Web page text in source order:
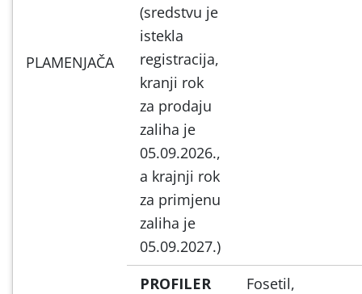
PLAMENJAČA
(sredstvu je
istekla
registracija,
kranji rok
za prodaju
zaliha je
05.09.2026.,
a krajnji rok
za primjenu
zaliha je
05.09.2027.)
PROFILER
Fosetil,